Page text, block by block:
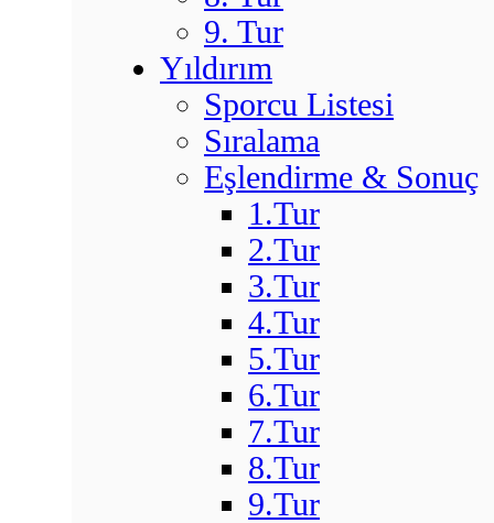
9. Tur
Yıldırım
Sporcu Listesi
Sıralama
Eşlendirme & Sonuç
1.Tur
2.Tur
3.Tur
4.Tur
5.Tur
6.Tur
7.Tur
8.Tur
9.Tur